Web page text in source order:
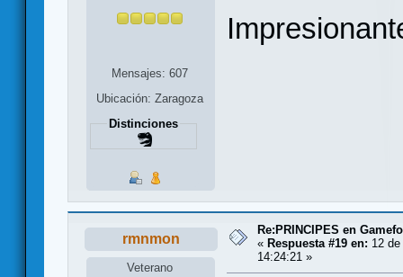
Mensajes: 607
Ubicación: Zaragoza
Distinciones
rmnmon
Veterano
Re:PRINCIPES en
« Respuesta #19 en: 12
14:24:21 »